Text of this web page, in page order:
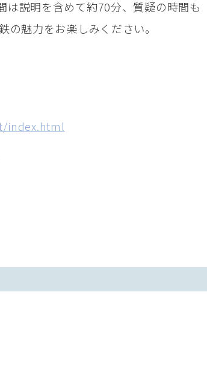
は説明を含めて約70分、質疑の時間も
魅力をお楽しみください。
index.html